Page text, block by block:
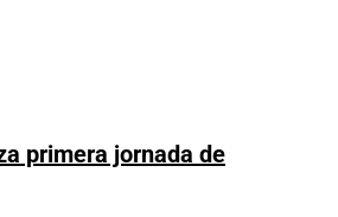
de
primera jornada de